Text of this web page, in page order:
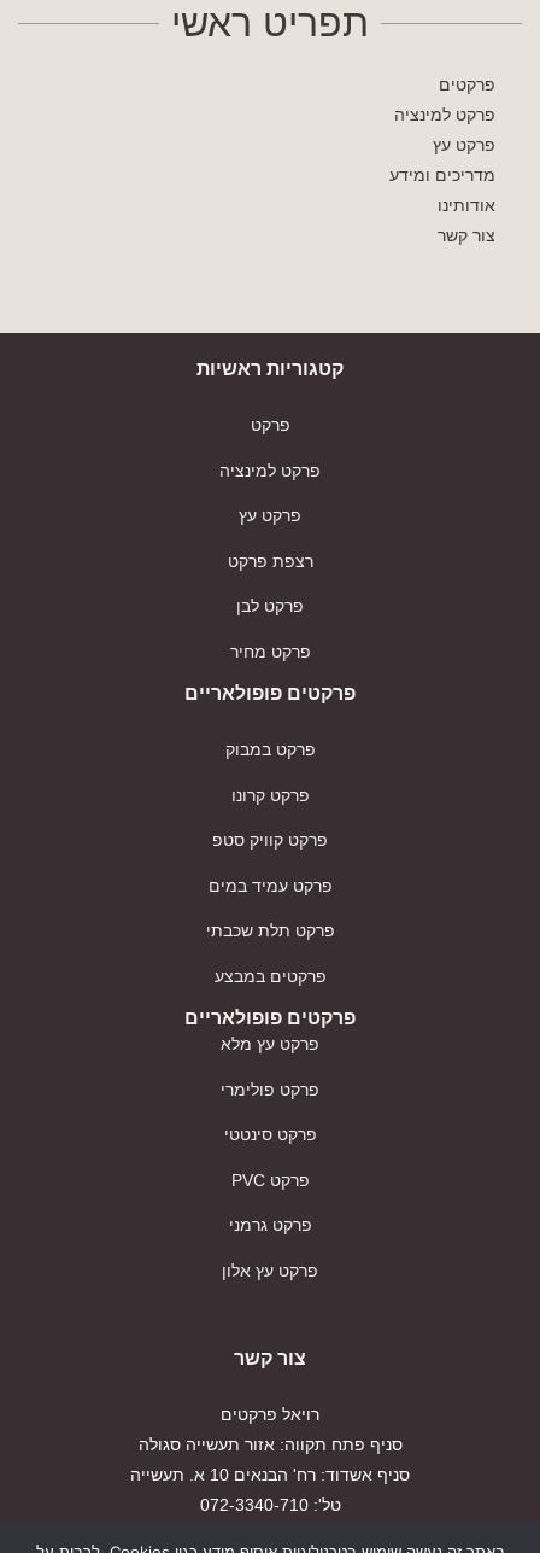
תפריט ראשי
פרקטים
פרקט למינציה
פרקט עץ
מדריכים ומידע
אודותינו
צור קשר
קטגוריות ראשיות
פרקט
פרקט למינציה
פרקט עץ
רצפת פרקט
פרקט לבן
פרקט מחיר
פרקטים פופולאריים
פרקט במבוק
פרקט קרונו
פרקט קוויק סטפ
פרקט עמיד במים
פרקט תלת שכבתי
פרקטים במבצע
פרקטים פופולאריים
פרקט עץ מלא
פרקט פולימרי
פרקט סינטטי
פרקט PVC
פרקט גרמני
פרקט עץ אלון
צור קשר
רויאל פרקטים
סניף פתח תקווה: אזור תעשייה סגולה
סניף אשדוד: רח' הבנאים 10 א. תעשייה
טל': 072-3340-710